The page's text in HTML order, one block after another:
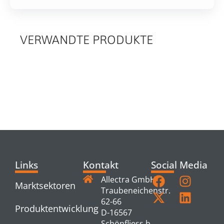
VERWANDTE PRODUKTE
Links
Marktsektoren
Produktentwicklung
Kontakt
Allectra GmbH
Traubeneichenstr.
62-66
D-16567
Social Media